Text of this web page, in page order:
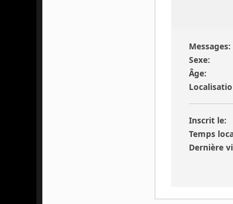
Messages:
Sexe:
Âge:
Inscrit le:
Temps
Dernière